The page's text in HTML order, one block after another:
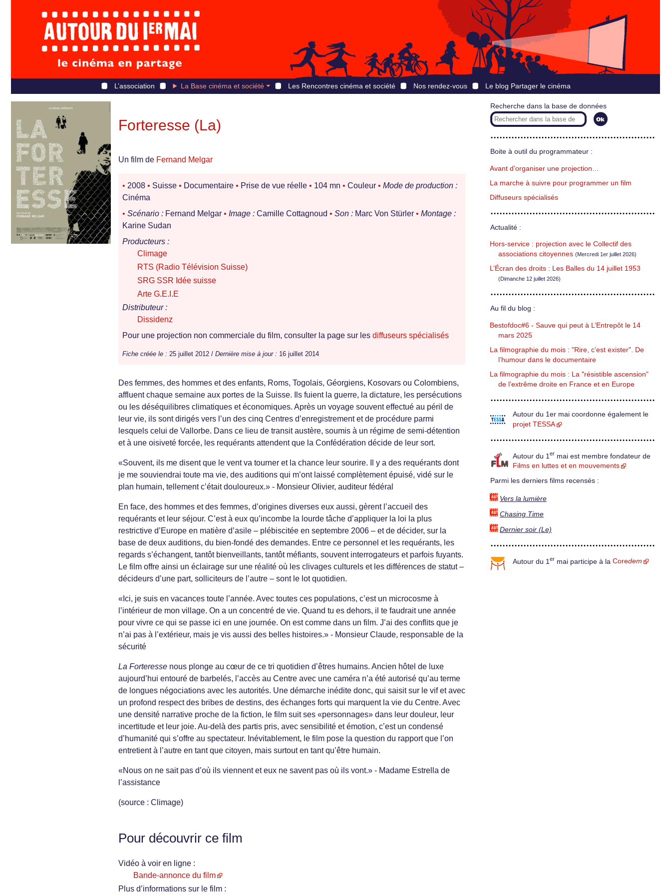
L’association La Base cinéma et société Les Rencontres cinéma et société Nos rendez-vous Le blog Partager le cinéma
Forteresse (La)
Un film de Fernand Melgar
• 2008 • Suisse • Documentaire • Prise de vue réelle • 104 mn • Couleur • Mode de production :
Cinéma
• Scénario : Fernand Melgar • Image : Camille Cottagnoud • Son : Marc Von Stürler • Montage :
Karine Sudan
Producteurs :
Climage
RTS (Radio Télévision Suisse)
SRG SSR Idée suisse
Arte G.E.I.E
Distributeur :
Dissidenz
Pour une projection non commerciale du film, consulter la page sur les diffuseurs spécialisés
Fiche créée le : 25 juillet 2012 / Dernière mise à jour : 16 juillet 2014
Des femmes, des hommes et des enfants, Roms, Togolais, Géorgiens, Kosovars ou Colombiens,
affluent chaque semaine aux portes de la Suisse. Ils fuient la guerre, la dictature, les persécutions
ou les déséquilibres climatiques et économiques. Après un voyage souvent effectué au péril de
leur vie, ils sont dirigés vers l’un des cinq Centres d’enregistrement et de procédure parmi
lesquels celui de Vallorbe. Dans ce lieu de transit austère, soumis à un régime de semi-détention
et à une oisiveté forcée, les requérants attendent que la Confédération décide de leur sort.
«Souvent, ils me disent que le vent va tourner et la chance leur sourire. Il y a des requérants dont
je me souviendrai toute ma vie, des auditions qui m’ont laissé complètement épuisé, vidé sur le
plan humain, tellement c’était douloureux.» - Monsieur Olivier, auditeur fédéral
En face, des hommes et des femmes, d’origines diverses eux aussi, gèrent l’accueil des
requérants et leur séjour. C’est à eux qu’incombe la lourde tâche d’appliquer la loi la plus
restrictive d’Europe en matière d’asile – plébiscitée en septembre 2006 – et de décider, sur la
base de deux auditions, du bien-fondé des demandes. Entre ce personnel et les requérants, les
regards s’échangent, tantôt bienveillants, tantôt méfiants, souvent interrogateurs et parfois fuyants.
Le film offre ainsi un éclairage sur une réalité où les clivages culturels et les différences de statut –
décideurs d’une part, solliciteurs de l’autre – sont le lot quotidien.
«Ici, je suis en vacances toute l’année. Avec toutes ces populations, c’est un microcosme à
l’intérieur de mon village. On a un concentré de vie. Quand tu es dehors, il te faudrait une année
pour vivre ce qui se passe ici en une journée. On est comme dans un film. J’ai des conflits que je
n’ai pas à l’extérieur, mais je vis aussi des belles histoires.» - Monsieur Claude, responsable de la
sécurité
La Forteresse nous plonge au cœur de ce tri quotidien d’êtres humains. Ancien hôtel de luxe
aujourd’hui entouré de barbelés, l’accès au Centre avec une caméra n’a été autorisé qu’au terme
de longues négociations avec les autorités. Une démarche inédite donc, qui saisit sur le vif et avec
un profond respect des bribes de destins, des échanges forts qui marquent la vie du Centre. Avec
une densité narrative proche de la fiction, le film suit ses «personnages» dans leur douleur, leur
incertitude et leur joie. Au-delà des partis pris, avec sensibilité et émotion, c’est un condensé
d’humanité qui s’offre au spectateur. Inévitablement, le film pose la question du rapport que l’on
entretient à l’autre en tant que citoyen, mais surtout en tant qu’être humain.
«Nous on ne sait pas d’où ils viennent et eux ne savent pas où ils vont.» - Madame Estrella de
l’assistance
(source : Climage)
Pour découvrir ce film
Vidéo à voir en ligne :
Bande-annonce du film
Plus d’informations sur le film :
Recherche dans la base de données
Boite à outil du programmateur :
Avant d’organiser une projection…
La marche à suivre pour programmer un film
Diffuseurs spécialisés
Actualité :
Hors-service : projection avec le Collectif des
associations citoyennes (Mercredi 1er juillet 2026)
L’Écran des droits : Les Balles du 14 juillet 1953
(Dimanche 12 juillet 2026)
Au fil du blog :
Bestofdoc#6 - Sauve qui peut à L’Entrepôt le 14
mars 2025
La filmographie du mois : "Rire, c’est exister". De
l’humour dans le documentaire
La filmographie du mois : La "résistible ascension"
de l’extrême droite en France et en Europe
Autour du 1er mai coordonne également le
projet TESSA
Autour du 1 er mai est membre fondateur de
Films en luttes et en mouvements
Parmi les derniers films recensés :
Vers la lumière
Chasing Time
Dernier soir (Le)
Autour du 1 er mai participe à la Coredem